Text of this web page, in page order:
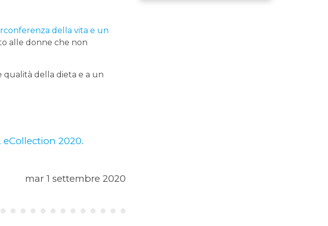
della vita e un
alle donne che non
qualità della dieta e a un
eCollection 2020.
mar 1 settembre 2020